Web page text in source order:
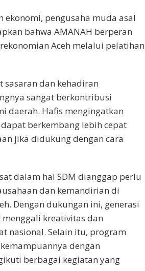
ekonomi, pengusaha muda asal
bahwa AMANAH berperan
Aceh melalui pelatihan
sasaran dan kehadiran
sangat berkontribusi
daerah. Hafis mengingatkan
berkembang lebih cepat
jika didukung dengan cara
dalam hal SDM dianggap perlu
dan kemandirian di
Dengan dukungan ini, generasi
kreativitas dan
nasional. Selain itu, program
dengan
berbagai kegiatan yang